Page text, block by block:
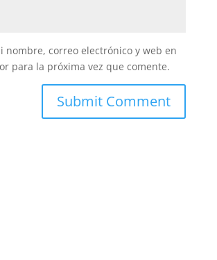
nombre, correo electrónico y web en
para la próxima vez que comente.